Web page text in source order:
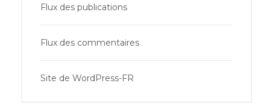
Flux des publications
Flux des commentaires
Site de WordPress-FR